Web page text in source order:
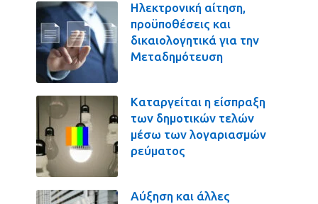
Ηλεκτρονική αίτηση,
προϋποθέσεις και
δικαιολογητικά για την
Μεταδημότευση
Καταργείται η είσπραξη
των δημοτικών τελών
μέσω των λογαριασμών
ρεύματος
Αύξηση και άλλες